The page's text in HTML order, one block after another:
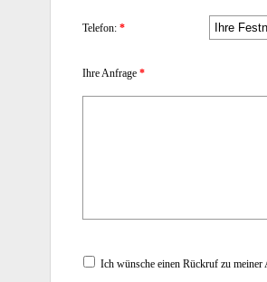
Telefon: *
Ihre Anfrage *
Ich wünsche einen Rückruf zu meiner